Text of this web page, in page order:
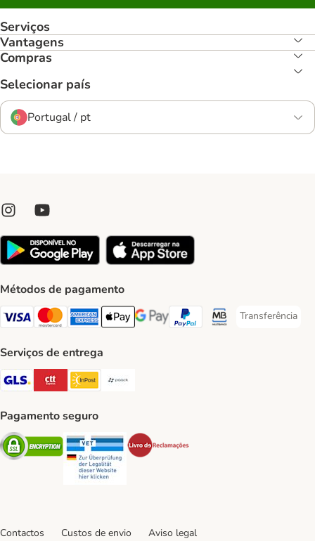
Serviços
Vantagens
Compras
Selecionar país
Portugal / pt
Métodos de pagamento
Visa Payment Method
Mastercard Payment Method
American Express Payment Method
Apple Pay Payment Method
Google Pay Payment Method
PayPal Payment Method
Multibanco Payment
Transferência
Transferência
Serviços de entrega
GLS Shipping Method
CTTExpress Shipping Method
InPost Shipping Method
Pagamento seguro
Security Security
Contactos Custos de envio Aviso legal